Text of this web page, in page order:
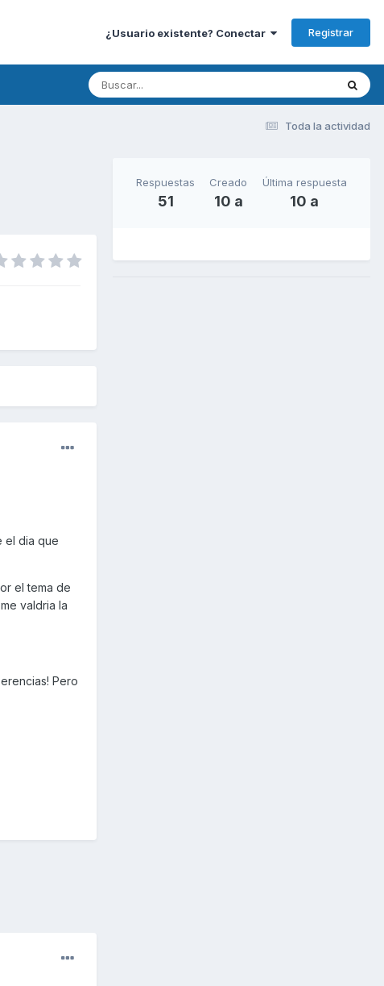
¿Usuario existente? Conectar Registrar
Toda la actividad
el dia que
el tema de
valdria la
Pero
Respuestas
51
Creado
10 a
Última respuesta
10 a